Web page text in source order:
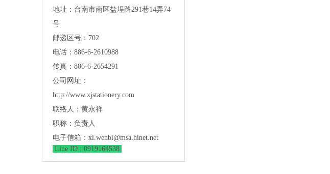
地址： 台南市南区盐埕路291巷14弄74
号
邮递区号：702
电话：886-6-2610988
传真：886-6-2654291
公司网址：
http://www.xjstationery.com
联络人：黄永祥
职称：负责人
电子信箱： xi.wenbi@msa.hinet.net
Line ID : 0919164538